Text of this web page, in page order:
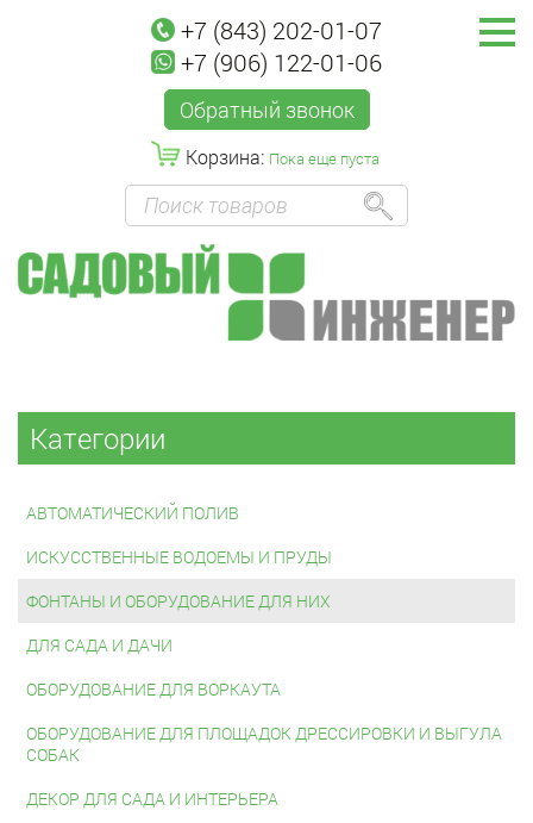
+7 (843) 202-01-07
+7 (906) 122-01-06
Обратный звонок
Корзина: Пока еще пуста
Категории
АВТОМАТИЧЕСКИЙ ПОЛИВ
ИСКУССТВЕННЫЕ ВОДОЕМЫ И ПРУДЫ
ФОНТАНЫ И ОБОРУДОВАНИЕ ДЛЯ НИХ
ДЛЯ САДА И ДАЧИ
ОБОРУДОВАНИЕ ДЛЯ ВОРКАУТА
ОБОРУДОВАНИЕ ДЛЯ ПЛОЩАДОК ДРЕССИРОВКИ И ВЫГУЛА
СОБАК
ДЕКОР ДЛЯ САДА И ИНТЕРЬЕРА